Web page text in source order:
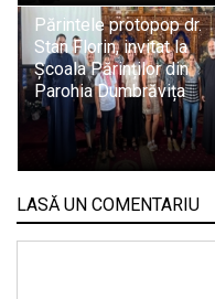
Părintele protopop dr.
Stan Florin, invitat la
Școala Părinților din
Parohia Dumbrăvița
LASĂ UN COMENTARIU